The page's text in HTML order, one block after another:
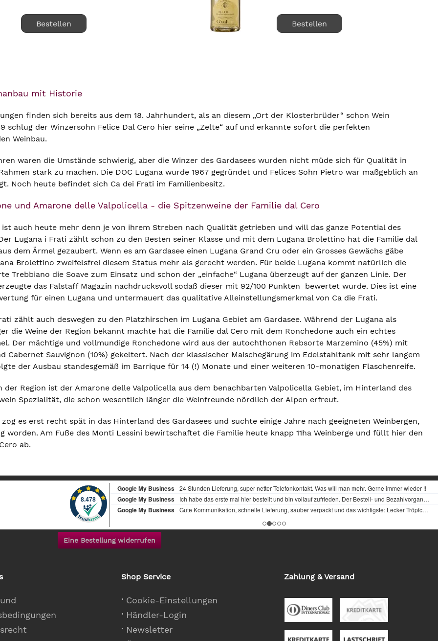
Bestellen Bestellen
mit Historie
finden sich bereits aus dem 18. Jahrhundert, als an diesem „Ort der Klosterbrüder“ schon Wein
schlug der Winzersohn Felice Dal Cero hier seine „Zelte“ auf und erkannte sofort die perfekten
Weinbau.
waren die Umstände schwierig, aber die Winzer des Gardasees wurden nicht müde sich für Qualität in
stark zu machen. Die DOC Lugana wurde 1967 gegründet und Felices Sohn Pietro war maßgeblich an
Noch heute befindet sich Ca dei Frati im Familienbesitz.
und Amarone delle Valpolicella - die Spitzenweine der Familie dal Cero
ist auch heute mehr denn je von ihrem Streben nach Qualität getrieben und will das ganze Potential des
Lugana i Frati zählt schon zu den Besten seiner Klasse und mit dem Lugana Brolettino hat die Familie dal
dem Ärmel gezaubert. Wenn es am Gardasee einen Lugana Grand Cru oder ein Grosses Gewächs gäbe
Brolettino zweifelsfrei diesem Status mehr als gerecht werden. Für beide Lugana kommt natürlich die
Trebbiano die Soave zum Einsatz und schon der „einfache“ Lugana überzeugt auf der ganzen Linie. Der
das Falstaff Magazin nachdrucksvoll sodaß dieser mit 92/100 Punkten bewertet wurde. Dies ist eine
für einen Lugana und untermauert das qualitative Alleinstellungsmerkmal von Ca die Frati.
zählt auch deswegen zu den Platzhirschen im Lugana Gebiet am Gardasee. Während der Lugana als
die Weine der Region bekannt machte hat die Familie dal Cero mit dem Ronchedone auch ein echtes
Der mächtige und vollmundige Ronchedone wird aus der autochthonen Rebsorte Marzemino (45%) mit
Cabernet Sauvignon (10%) gekeltert. Nach der klassischer Maischegärung im Edelstahltank mit sehr langem
der Ausbau standesgemäß im Barrique für 14 (!) Monate und einer weiteren 10-monatigen Flaschenreife.
der Region ist der Amarone delle Valpolicella aus dem benachbarten Valpolicella Gebiet, im Hinterland des
Spezialität, die schon wesentlich länger die Weinfreunde nördlich der Alpen erfreut.
zog es erst recht spät in das Hinterland des Gardasees und suchte einige Jahre nach geeigneten Weinbergen,
worden. Am Fuße des Monti Lessini bewirtschaftet die Familie heute knapp 11ha Weinberge und füllt hier den
ab.
Eine Bestellung widerrufen
Shop Service
Cookie-Einstellungen
Händler-Login
Newsletter
Zahlung & Versand